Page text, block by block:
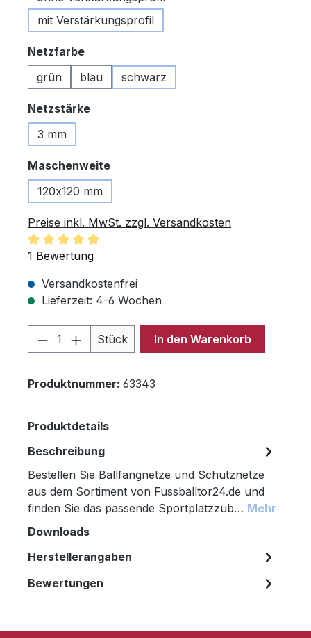
mit Verstärkungsprofil
Netzfarbeauswählen
grün
blau schwarz
Netzstärkeauswählen
3 mm
Maschenweiteauswählen
120x120 mm
Preise inkl. MwSt. zzgl. Versandkosten
Durchschnittliche Bewertung von 5 von 5 Sternen
1 Bewertung
Versandkostenfrei
Lieferzeit: 4-6 Wochen
Produkt Anzahl: Gib den
Stück In den Warenkorb
Produktnummer: 63343
Produktdetails
Beschreibung
Bestellen Sie Ballfangnetze und Schutznetze
aus dem Sortiment von Fussballtor24.de und
finden Sie das passende Sportplatzzub… Mehr
Downloads
Herstellerangaben
Bewertungen